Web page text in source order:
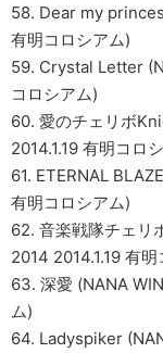
58. Dear my
有明コロシアム)
59. Crystal Letter
コロシアム)
60. 愛のチェリボ
2014.1.19 有明コロ
61. ETERNAL
有明コロシアム)
62. 音楽戦隊チェリ
2014 2014.1.19 有
63. 深愛 (NANA
ム)
64. Ladyspiker